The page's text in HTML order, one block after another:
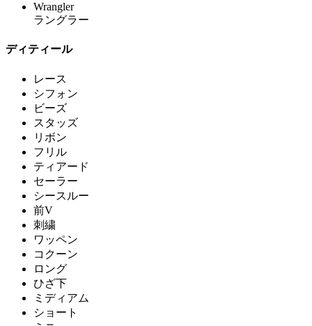
Wrangler
ラングラー
ディティール
レース
シフォン
ビーズ
スタッズ
リボン
フリル
ティアード
セーラー
シースルー
前V
刺繍
ワッペン
コクーン
ロング
ひざ下
ミディアム
ショート